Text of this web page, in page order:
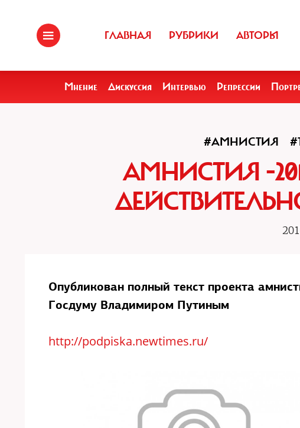
ГЛАВНАЯ РУБРИКИ АВТОРЫ
Мнение Дискуссия Интервью Репрессии
#АМНИСТИЯ
АМНИСТИЯ -
Опубликован полный текст проекта
Госдуму Владимиром Путиным
http://podpiska.newtimes.ru/